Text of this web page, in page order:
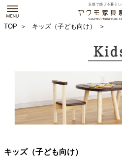
TOP キッズ（子ども向け）
キッズ（子ども向け）